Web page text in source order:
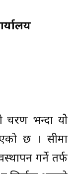
चरण भन्दा योे
छ । सीमा
गर्ने तर्फ